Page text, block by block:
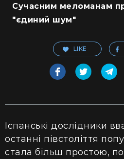
Сучасним меломанам
"єдиний шум"
LIKE
Іспанські дослідники
останні півстоліття
стала більш простою,